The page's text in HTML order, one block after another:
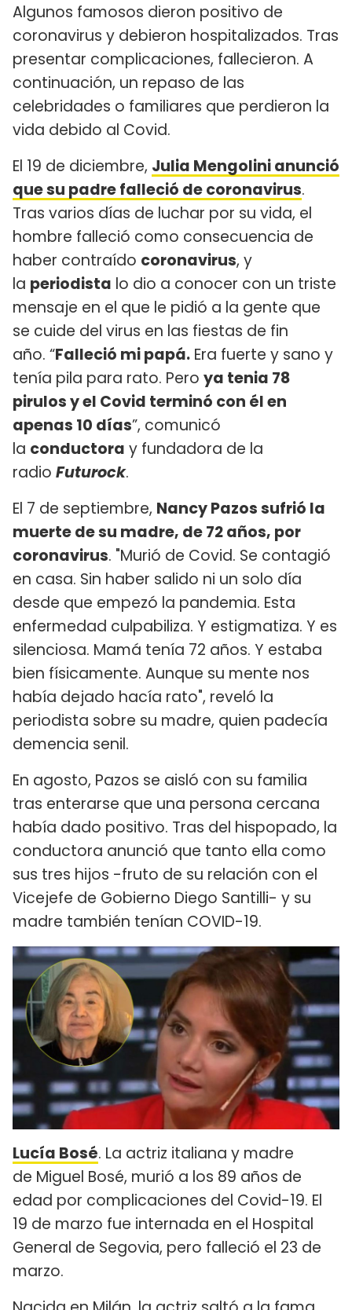
Algunos famosos dieron positivo de
coronavirus y debieron hospitalizados. Tras
presentar complicaciones, fallecieron. A
continuación, un repaso de las
celebridades o familiares que perdieron la
vida debido al Covid.
El 19 de diciembre, Julia Mengolini anunció
que su padre falleció de coronavirus.
Tras varios días de luchar por su vida, el
hombre falleció como consecuencia de
haber contraído coronavirus, y
la periodista lo dio a conocer con un triste
mensaje en el que le pidió a la gente que
se cuide del virus en las fiestas de fin
año. “Falleció mi papá. Era fuerte y sano y
tenía pila para rato. Pero ya tenia 78
pirulos y el Covid terminó con él en
apenas 10 días”, comunicó
la conductora y fundadora de la
radio Futurock.
El 7 de septiembre, Nancy Pazos sufrió la
muerte de su madre, de 72 años, por
coronavirus. "Murió de Covid. Se contagió
en casa. Sin haber salido ni un solo día
desde que empezó la pandemia. Esta
enfermedad culpabiliza. Y estigmatiza. Y es
silenciosa. Mamá tenía 72 años. Y estaba
bien físicamente. Aunque su mente nos
había dejado hacía rato", reveló la
periodista sobre su madre, quien padecía
demencia senil.
En agosto, Pazos se aisló con su familia
tras enterarse que una persona cercana
había dado positivo. Tras del hispopado, la
conductora anunció que tanto ella como
sus tres hijos -fruto de su relación con el
Vicejefe de Gobierno Diego Santilli- y su
madre también tenían COVID-19.
Lucía Bosé. La actriz italiana y madre
de Miguel Bosé, murió a los 89 años de
edad por complicaciones del Covid-19. El
19 de marzo fue internada en el Hospital
General de Segovia, pero falleció el 23 de
marzo.